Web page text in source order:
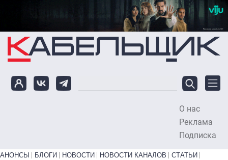
Перейти к основному содержанию
О нас
Реклама
Подписка
Primary links bottom
АНОНСЫ БЛОГИ НОВОСТИ НОВОСТИ КАНАЛОВ
СТАТЬИ